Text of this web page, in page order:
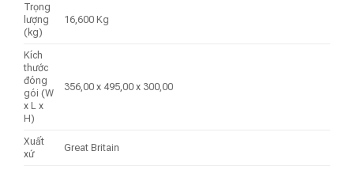
Trọng
lượng
(kg)
16,600 Kg
Kích
thước
đóng
gói (W
x L x
H)
356,00 x 495,00 x 300,00
Xuất
xứ
Great Britain